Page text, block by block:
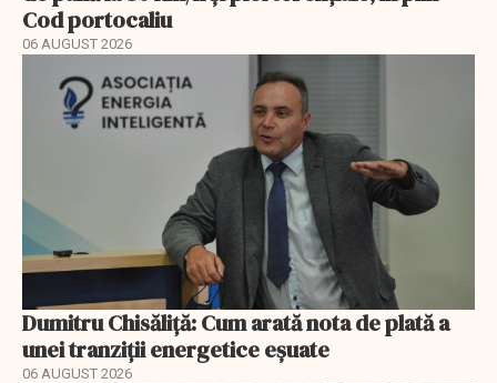
Cod portocaliu
06 AUGUST 2026
Dumitru Chisăliță: Cum arată nota de plată a
unei tranziții energetice eșuate
06 AUGUST 2026